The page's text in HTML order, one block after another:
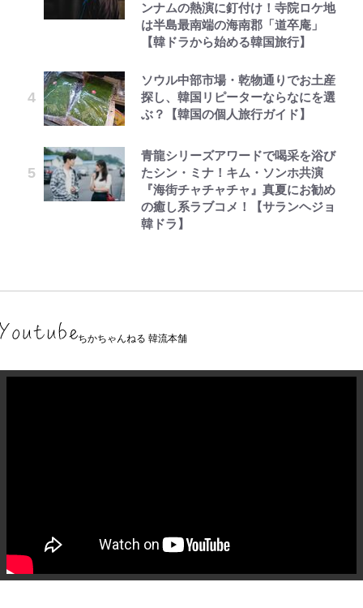
ンナムの熱演に釘付け！寺院ロケ地
は半島最南端の海南郡「道卒庵」
【韓ドラから始める韓国旅行】
ソウル中部市場・乾物通りでお土産
探し、韓国リピーターならなにを選
ぶ？【韓国の個人旅行ガイド】
青龍シリーズアワードで喝采を浴び
たシン・ミナ！キム・ソンホ共演
『海街チャチャチャ』真夏にお勧め
の癒し系ラブコメ！【サランヘジョ
韓ドラ】
ちかちゃんねる 韓流本舗